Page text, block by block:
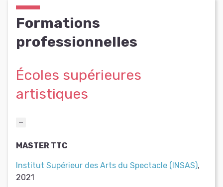
Formations
professionnelles
Écoles supérieures
artistiques
MASTER TTC
Institut Supérieur des Arts du Spectacle (INSAS),
2021